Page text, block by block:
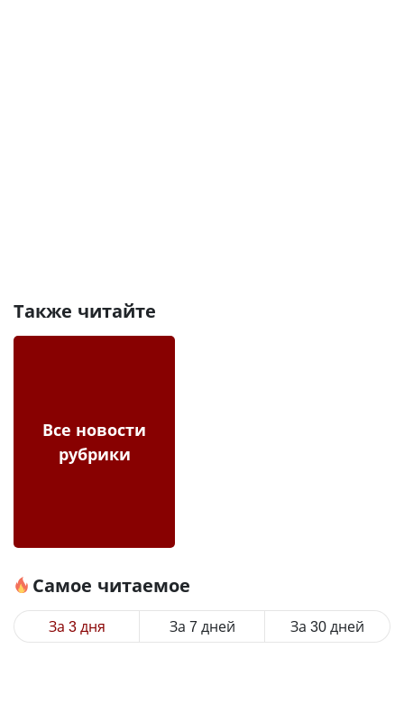
Также читайте
Все новости
рубрики
Самое читаемое
За 3 дня За 7 дней За 30 дней